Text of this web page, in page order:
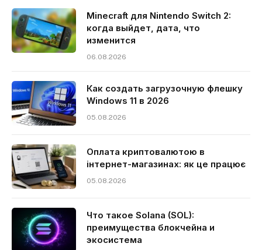
Minecraft для Nintendo Switch 2:
когда выйдет, дата, что
изменится
06.08.2026
Как создать загрузочную флешку
Windows 11 в 2026
05.08.2026
Оплата криптовалютою в
інтернет-магазинах: як це працює
05.08.2026
Что такое Solana (SOL):
преимущества блокчейна и
экосистема